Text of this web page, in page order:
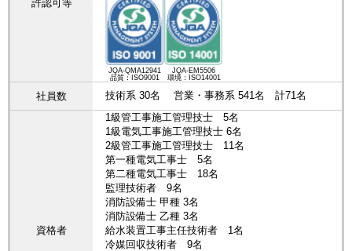
許認可等
JQA-QMA12941
品質：ISO9001
JQA-EM5506
環境：ISO14001
社員数 技術系 30名 営業・事務系 541名 計71名
資格者
1級管工事施工管理技士 5名
1級電気工事施工管理技士 6名
2級管工事施工管理技士 11名
第一種電気工事士 5名
第二種電気工事士 18名
監理技術者 9名
消防設備士 甲種 3名
消防設備士 乙種 3名
給水装置工事主任技術者 1名
冷媒回収技術者 9名